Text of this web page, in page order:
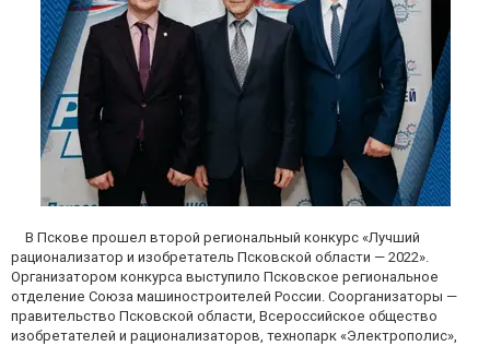
В Пскове прошел второй региональный конкурс «Лучший
рационализатор и изобретатель Псковской области — 2022».
Организатором конкурса выступило Псковское региональное
отделение Союза машиностроителей России. Соорганизаторы —
правительство Псковской области, Всероссийское общество
изобретателей и рационализаторов, технопарк «Электрополис»,